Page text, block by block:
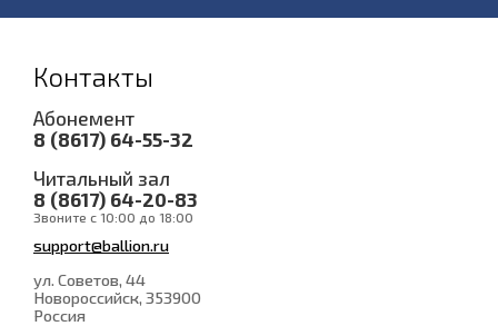
Контакты
Абонемент
8 (8617) 64-55-32
Читальный зал
8 (8617) 64-20-83
Звоните с 10:00 до 18:00
support@ballion.ru
ул. Советов, 44
Новороссийск, 353900
Россия